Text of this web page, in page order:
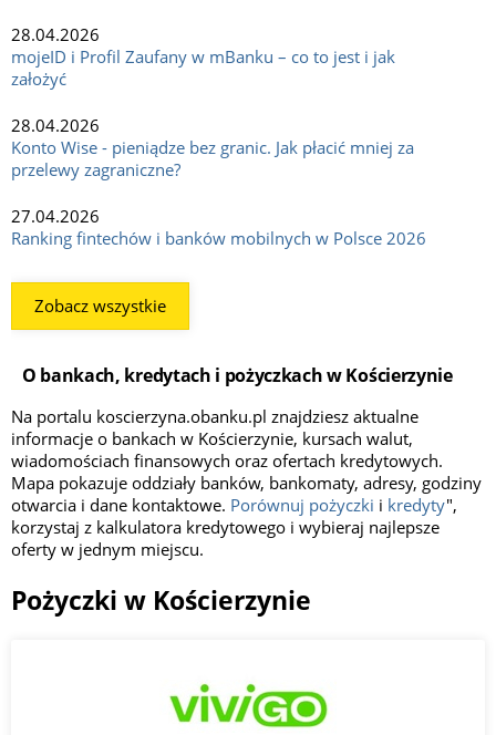
28.04.2026
mojeID i Profil Zaufany w mBanku – co to jest i jak
założyć
28.04.2026
Konto Wise - pieniądze bez granic. Jak płacić mniej za
przelewy zagraniczne?
27.04.2026
Ranking fintechów i banków mobilnych w Polsce 2026
Zobacz wszystkie
O bankach, kredytach i pożyczkach w Kościerzynie
Na portalu koscierzyna.obanku.pl znajdziesz aktualne
informacje o bankach w Kościerzynie, kursach walut,
wiadomościach finansowych oraz ofertach kredytowych.
Mapa pokazuje oddziały banków, bankomaty, adresy, godziny
otwarcia i dane kontaktowe. Porównuj pożyczki i kredyty",
korzystaj z kalkulatora kredytowego i wybieraj najlepsze
oferty w jednym miejscu.
Pożyczki w Kościerzynie